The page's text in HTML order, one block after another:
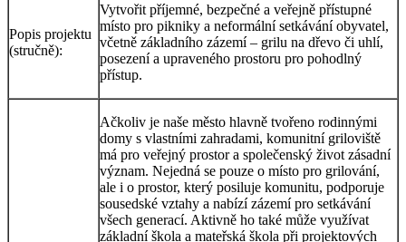
Popis projektu
(stručně):
Vytvořit příjemné, bezpečné a veřejně přístupné
místo pro pikniky a neformální setkávání obyvatel,
včetně základního zázemí – grilu na dřevo či uhlí,
posezení a upraveného prostoru pro pohodlný
přístup.
Ačkoliv je naše město hlavně tvořeno rodinnými
domy s vlastními zahradami, komunitní griloviště
má pro veřejný prostor a společenský život zásadní
význam. Nejedná se pouze o místo pro grilování,
ale i o prostor, který posiluje komunitu, podporuje
sousedské vztahy a nabízí zázemí pro setkávání
všech generací. Aktivně ho také může využívat
základní škola a mateřská škola při projektových